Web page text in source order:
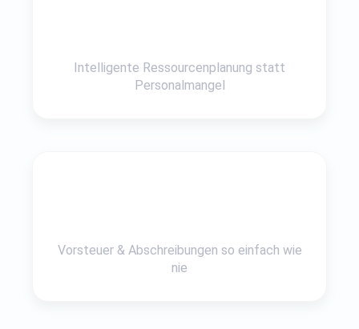
Intelligente Ressourcenplanung statt
Personalmangel
Vorsteuer & Abschreibungen so einfach wie
nie